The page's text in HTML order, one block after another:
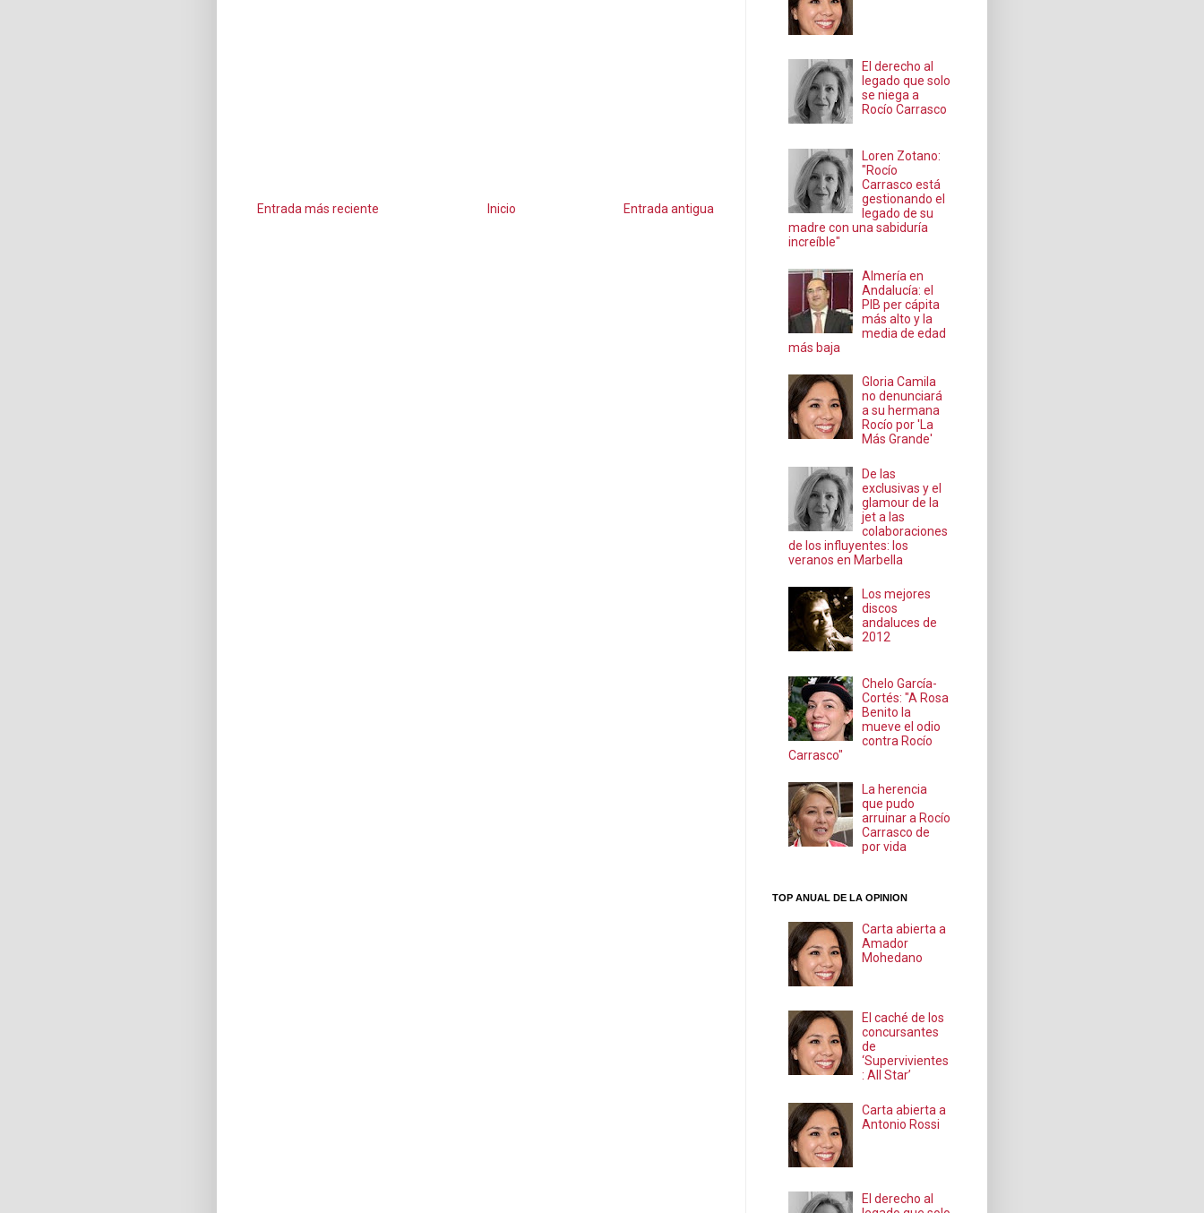
Entrada más reciente Entrada antigua
Inicio
El derecho al
legado que solo
se niega a
Rocío Carrasco
Loren Zotano:
"Rocío
Carrasco está
gestionando el
legado de su
madre con una sabiduría
increíble"
Almería en
Andalucía: el
PIB per cápita
más alto y la
media de edad
más baja
Gloria Camila
no denunciará
a su hermana
Rocío por 'La
Más Grande'
De las
exclusivas y el
glamour de la
jet a las
colaboraciones
de los influyentes: los
veranos en Marbella
Los mejores
discos
andaluces de
2012
Chelo García-
Cortés: "A Rosa
Benito la
mueve el odio
contra Rocío
Carrasco"
La herencia
que pudo
arruinar a Rocío
Carrasco de
por vida
TOP ANUAL DE LA OPINION
Carta abierta a
Amador
Mohedano
El caché de los
concursantes
de
‘Supervivientes
: All Star’
Carta abierta a
Antonio Rossi
El derecho al